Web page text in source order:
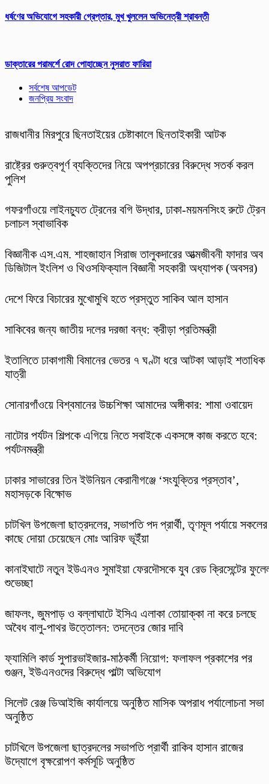
ধর্ষণের অভিযোগে সহকারী গ্রেপ্তার, মুখ খুললেন অভিনেত্রী শ্রাবন্তী
ডাক্তারের পরামর্শে রোদ পোহাচ্ছেন নুসরাত ফারিয়া
সর্বশেষ আপডেট
জনপ্রিয় সংবাদ
রাজধানীর মিরপুরে ছিনতাইয়ের চেষ্টাকালে ছিনতাইকারী আটক
রাষ্ট্রের গুরুত্বপূর্ণ ব্যক্তিদের নিয়ে অপপ্রচারের বিরুদ্ধে সতর্ক করল
পুলিশ
গফরগাঁওয়ে লাইনচ্যুত ট্রেনের বগি উদ্ধার, ঢাকা-ময়মনসিংহ রুটে ট্রেন
চলাচল স্বাভাবিক
বিজ্ঞানীক এস.এম. শাহজাহান সিরাজ তালুকদারের আত্মজীবনী ফাদার অব
ডিজিটাল ইংলিশ ও থিওসফিক্যাল বিজ্ঞানী সহকারী অধ্যাপক (অবসর)
দেশে ফিরে বিচারের মুখোমুখি হতে প্রস্তুত সাকিব আল হাসান
সাকিবের জন্য জাতীয় দলের দরজা বন্ধ: ক্রীড়া প্রতিমন্ত্রী
ইতালিতে ঢাকাগামী বিমানের ভেতর ৭ ঘণ্টা ধরে আটকা আড়াই শতাধিক
যাত্রী
সোনারগাঁওয়ে বিশ্বমানের উচ্চশিক্ষা আমাদের অঙ্গীকার: শামা ওবায়েদ
নাটোর পর্যটন শিল্পকে এগিয়ে নিতে সবাইকে একসঙ্গে কাজ করতে হবে:
পর্যটনমন্ত্রী
ঢাকার সাভারের তিন ইউনিয়ন কেরানীগঞ্জে ‘সংযুক্তির প্রস্তাব’,
মহাসড়কে বিক্ষোভ
চাটখিল উপজেলা ছাত্রদলের, সভাপতি পদ প্রার্থী, তৃণমূল পর্যায়ে সকলের
কাছে দোয়া চেয়েছেন মোঃ আরিফ ভূইঁয়া
কানাইঘাটে নতুন ইউএনও সুমাইয়া ফেরদৌসকে যুব রেড ক্রিসেন্টের
শুভেচ্ছা
​জাফলং, জুমপাড় ও বল্লাঘাটে ইসিএ এলাকা তোয়াক্কা না করে চলছে
অবৈধ বালু-পাথর উত্তোলন: তদন্তের জোর দাবি
ফ্যামিলি কার্ড সুপারভাইজার-মাঠকর্মী নিয়োগ: ফলাফল প্রকাশের পর
গুঞ্জন, ইউএনওদের বিরুদ্ধে পাল্টা অভিযোগ
‎সিলেট রেঞ্জ ডিআইজি কার্যালয়ে অনুষ্ঠিত মাসিক অপরাধ পর্যালোচনা সভা
অনুষ্ঠিত
চাটখিলে উপজেলা ছাত্রদলের সভাপতি প্রার্থী রাকিব হাসান রাজের
উদ্যোগে বৃক্ষরোপণ কর্মসূচি অনুষ্ঠিত